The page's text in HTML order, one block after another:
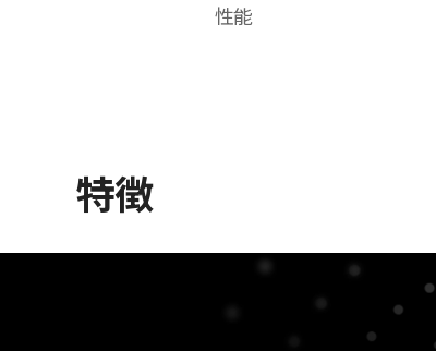
性能
特徴